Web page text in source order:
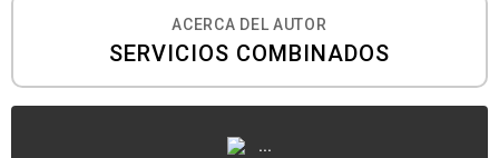
ACERCA DEL AUTOR
SERVICIOS COMBINADOS
...